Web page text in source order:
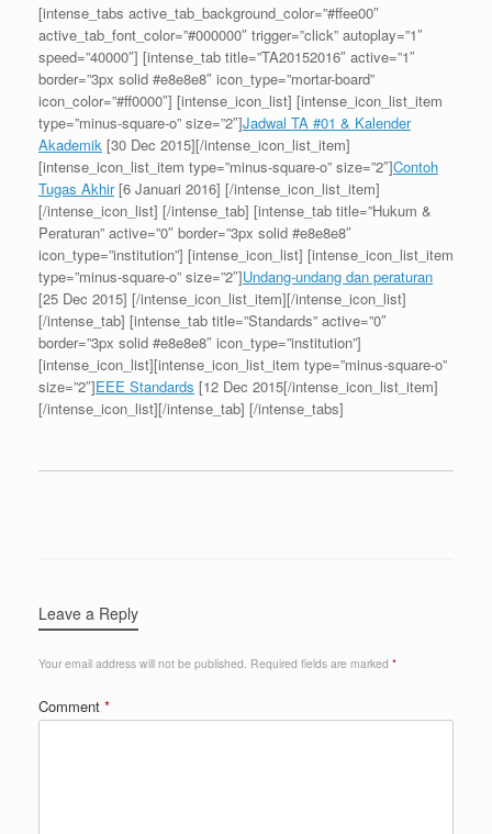
[intense_tabs active_tab_background_color=”#ffee00″
active_tab_font_color=”#000000″ trigger=”click” autoplay=”1″
speed=”40000″] [intense_tab title=”TA20152016″ active=”1″
border=”3px solid #e8e8e8″ icon_type=”mortar-board”
icon_color=”#ff0000″] [intense_icon_list] [intense_icon_list_item
type=”minus-square-o” size=”2″]Jadwal TA #01 & Kalender
Akademik [30 Dec 2015][/intense_icon_list_item]
[intense_icon_list_item type=”minus-square-o” size=”2″]Contoh
Tugas Akhir[6 Januari 2016] [/intense_icon_list_item]
[/intense_icon_list] [/intense_tab] [intense_tab title=”Hukum &
Peraturan” active=”0″ border=”3px solid #e8e8e8″
icon_type=”institution”] [intense_icon_list] [intense_icon_list_item
type=”minus-square-o” size=”2″]Undang-undang dan peraturan
[25 Dec 2015] [/intense_icon_list_item][/intense_icon_list]
[/intense_tab] [intense_tab title=”Standards” active=”0″
border=”3px solid #e8e8e8″ icon_type=”institution”]
[intense_icon_list][intense_icon_list_item type=”minus-square-o”
size=”2″]EEE Standards [12 Dec 2015[/intense_icon_list_item]
[/intense_icon_list][/intense_tab] [/intense_tabs]
Leave a Reply
Your email address will not be published. Required fields are marked *
Comment *